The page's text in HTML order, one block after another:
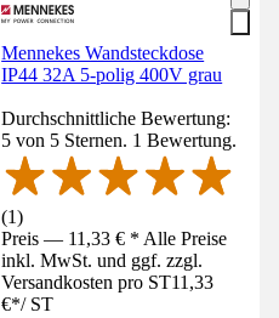
Mennekes Wandsteckdose
IP44 32A 5-polig 400V grau
Durchschnittliche Bewertung:
5 von 5 Sternen. 1 Bewertung.
(1)
Preis — 11,33 € * Alle Preise
inkl. MwSt. und ggf. zzgl.
Versandkosten pro ST11,33
€*/ ST